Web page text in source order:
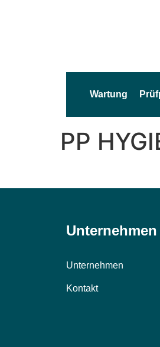
Wartung
PP
Unternehmen
Unternehmen
Kontakt